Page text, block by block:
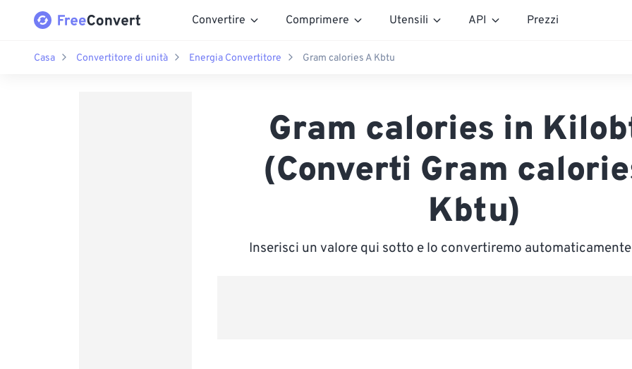
Convertire Comprimere Utensili API Prezzi
Casa Convertitore di unità Energia Convertitore Gram calories A Kbtu
Gram calories in
(Converti Gram
Kbtu)
Inserisci un valore qui sotto e lo convertiremo